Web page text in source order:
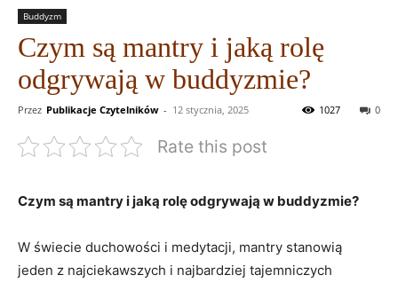
Buddyzm
Czym są mantry i jaką rolę
odgrywają w buddyzmie?
Przez Publikacje Czytelników - 12 stycznia, 2025 0
1027
Rate this post
Czym są‌ mantry i jaką rolę odgrywają w buddyzmie?
W świecie duchowości i medytacji,‌ mantry stanowią
‌jeden z najciekawszych i najbardziej tajemniczych